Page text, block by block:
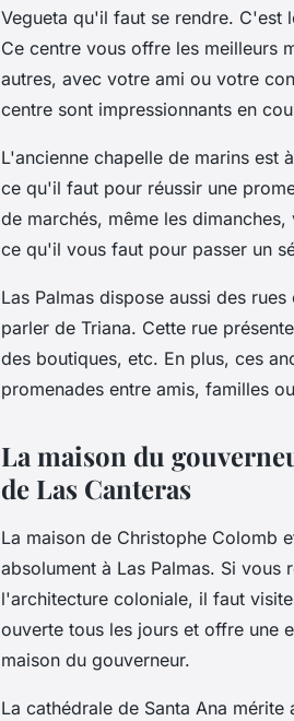
Vegueta qu'il faut se rendre. C'est
Ce centre vous offre les meilleurs
autres, avec votre ami ou votre
centre sont impressionnants en
L'ancienne chapelle de marins est
ce qu'il faut pour réussir une
de marchés, même les
ce qu'il vous faut pour passer un
Las Palmas dispose aussi des
parler de Triana. Cette rue
des boutiques, etc. En plus, ces
promenades entre amis, familles
La maison du
de Las Canteras
La maison de Christophe Colomb
absolument à Las Palmas. Si
l'architecture coloniale, il faut
ouverte tous les jours et offre une
maison du gouverneur.
La cathédrale de Santa Ana